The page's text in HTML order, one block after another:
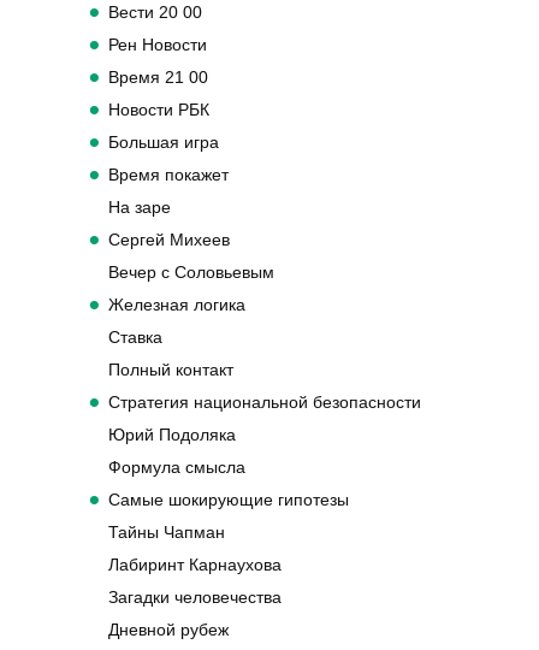
Вести 20 00
Рен Новости
Время 21 00
Новости РБК
Большая игра
Время покажет
На заре
Сергей Михеев
Вечер с Соловьевым
Железная логика
Ставка
Полный контакт
Стратегия национальной безопасности
Юрий Подоляка
Формула смысла
Самые шокирующие гипотезы
Тайны Чапман
Лабиринт Карнаухова
Загадки человечества
Дневной рубеж